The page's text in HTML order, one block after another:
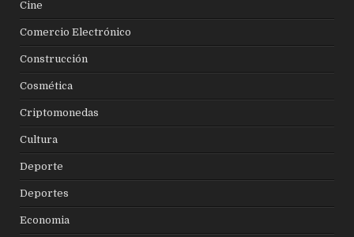
Cine
Comercio Electrónico
Construcción
Cosmética
Criptomonedas
Cultura
Deporte
Deportes
Economia